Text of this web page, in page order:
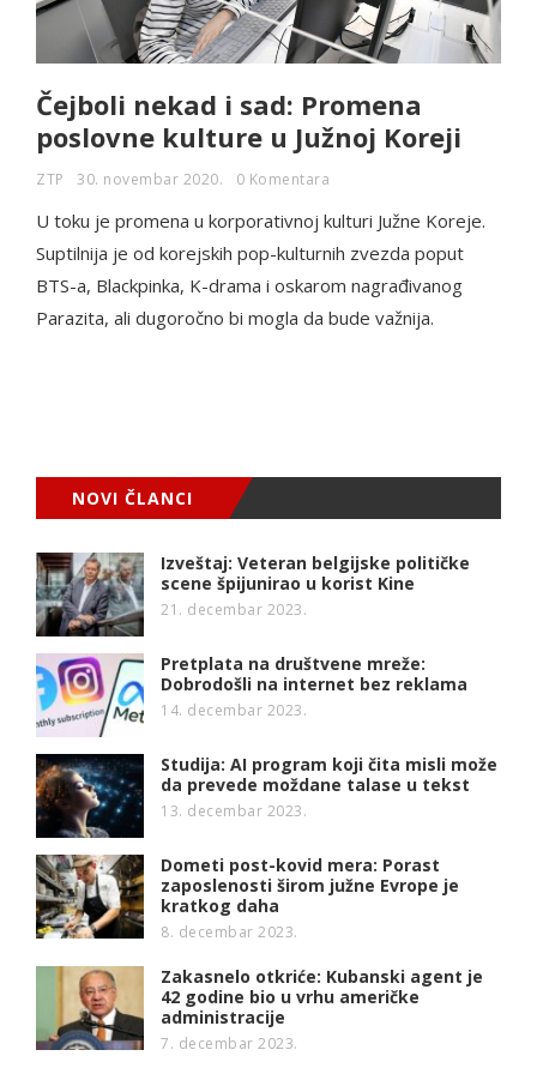
Čejboli nekad i sad: Promena
poslovne kulture u Južnoj Koreji
ZTP 30. novembar 2020. 0 Komentara
U toku je promena u korporativnoj kulturi Južne Koreje.
Suptilnija je od korejskih pop-kulturnih zvezda poput
BTS-a, Blackpinka, K-drama i oskarom nagrađivanog
Parazita, ali dugoročno bi mogla da bude važnija.
NOVI ČLANCI
Izveštaj: Veteran belgijske političke
scene špijunirao u korist Kine
21. decembar 2023.
Pretplata na društvene mreže:
Dobrodošli na internet bez reklama
14. decembar 2023.
Studija: AI program koji čita misli može
da prevede moždane talase u tekst
13. decembar 2023.
Dometi post-kovid mera: Porast
zaposlenosti širom južne Evrope je
kratkog daha
8. decembar 2023.
Zakasnelo otkriće: Kubanski agent je
42 godine bio u vrhu američke
administracije
7. decembar 2023.